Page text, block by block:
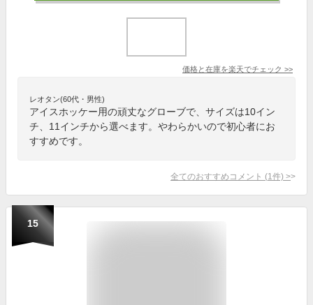
価格と在庫を楽天でチェック >>
レオタン(60代・男性)
アイスホッケー用の頑丈なグローブで、サイズは10イン
チ、11インチから選べます。やわらかいので初心者にお
すすめです。
全てのおすすめコメント (1 件) >
15